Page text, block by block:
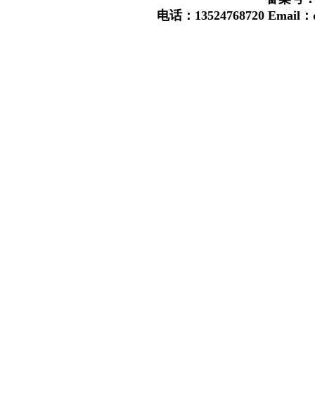
电话：13524768720 Email